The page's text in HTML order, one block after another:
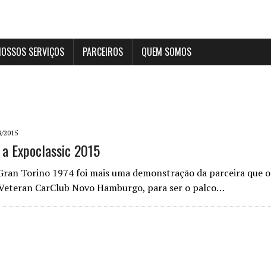
SERVIÇOS PARCEIROS QUEM SOMOS
2015
Expoclassic 2015
Torino 1974 foi mais uma demonstração da parceira que o
CarClub Novo Hamburgo, para ser o palco…